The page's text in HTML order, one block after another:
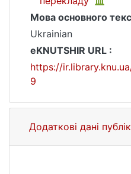
Мова основного
Ukrainian
eKNUTSHIR URL :
https://
9
Додаткові дані